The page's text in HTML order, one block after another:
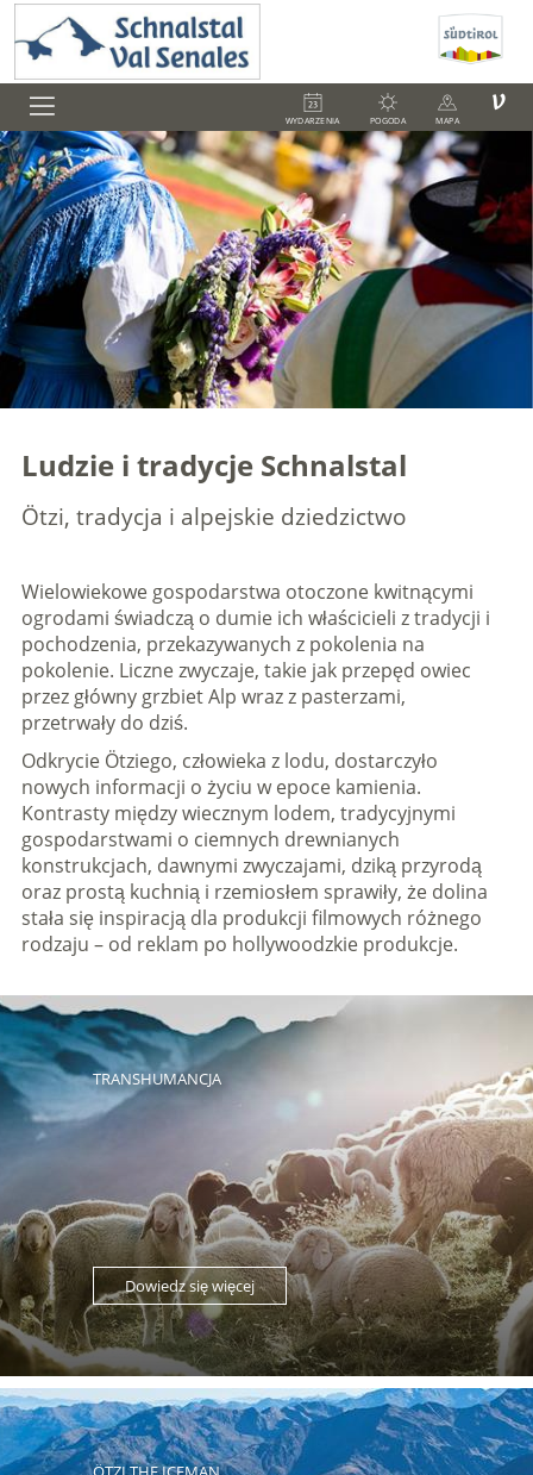
WYDARZENIA POGODA MAPA
V
Ludzie i tradycje Schnalstal
Ötzi, tradycja i alpejskie dziedzictwo
Wielowiekowe gospodarstwa otoczone kwitnącymi
ogrodami świadczą o dumie ich właścicieli z tradycji i
pochodzenia, przekazywanych z pokolenia na
pokolenie. Liczne zwyczaje, takie jak przepęd owiec
przez główny grzbiet Alp wraz z pasterzami,
przetrwały do dziś.
Odkrycie Ötziego, człowieka z lodu, dostarczyło
nowych informacji o życiu w epoce kamienia.
Kontrasty między wiecznym lodem, tradycyjnymi
gospodarstwami o ciemnych drewnianych
konstrukcjach, dawnymi zwyczajami, dziką przyrodą
oraz prostą kuchnią i rzemiosłem sprawiły, że dolina
stała się inspiracją dla produkcji filmowych różnego
rodzaju – od reklam po hollywoodzkie produkcje.
TRANSHUMANCJA
Dowiedz się więcej